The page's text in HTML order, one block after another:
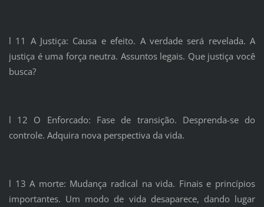
l 11 A Justiça: Causa e efeito. A verdade será revelada. A
justiça é uma força neutra. Assuntos legais. Que justiça você
busca?
l 12 O Enforcado: Fase de transição. Desprenda-se do
controle. Adquira nova perspectiva da vida.
l 13 A morte: Mudança radical na vida. Finais e princípios
importantes. Um modo de vida desaparece, dando lugar